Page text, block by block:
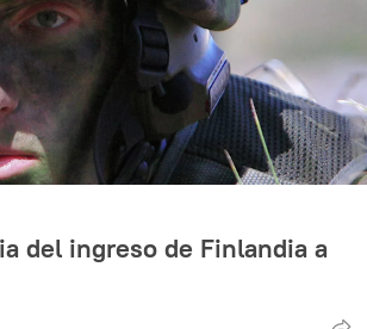
del ingreso de Finlandia a